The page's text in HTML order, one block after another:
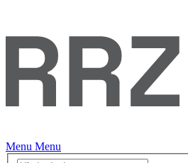
Menu Menu